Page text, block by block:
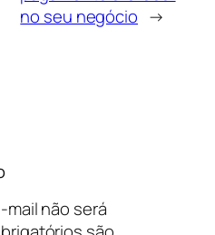
no seu negócio →
não será